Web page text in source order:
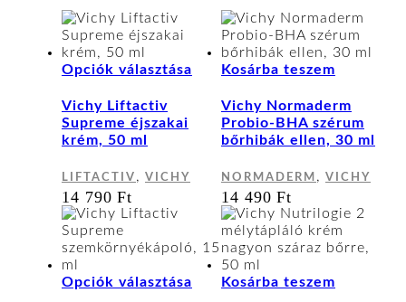
Opciók választása Ennek
terméknek
több
variációja
változatok
termékoldalon
választhatók
ki
Vichy Liftactiv
Supreme éjszakai
krém, 50 ml
LIFTACTIV , VICHY
14 790Ft
Kosárba teszem
Vichy Normaderm
Probio-BHA szérum
bőrhibák ellen, 30 ml
NORMADERM , VICHY
14 490Ft
Opciók választása EnnekKosárba teszem